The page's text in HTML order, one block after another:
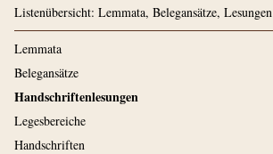
Listenübersicht: Lemmata, Belegansätze, Lesungen
Lemmata
Belegansätze
Handschriftenlesungen
Legesbereiche
Handschriften